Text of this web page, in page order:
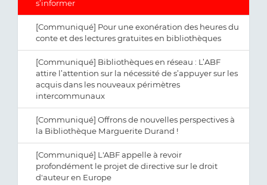
s’informer
[Communiqué] Pour une exonération des heures du
conte et des lectures gratuites en bibliothèques
[Communiqué] Bibliothèques en réseau : L’ABF
attire l’attention sur la nécessité de s’appuyer sur les
acquis dans les nouveaux périmètres
intercommunaux
[Communiqué] Offrons de nouvelles perspectives à
la Bibliothèque Marguerite Durand !
[Communiqué] L'ABF appelle à revoir
profondément le projet de directive sur le droit
d'auteur en Europe